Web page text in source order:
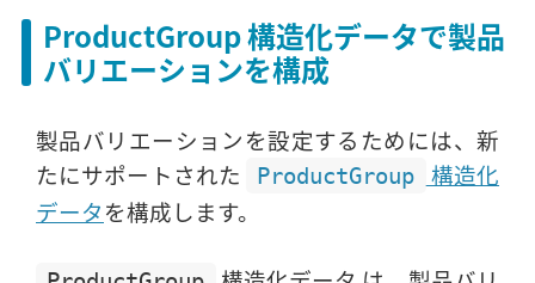
ProductGroup 構造化データで製品
バリエーションを構成
製品バリエーションを設定するためには、新
たにサポートされた
ProductGroup
構造化
データを構成します。